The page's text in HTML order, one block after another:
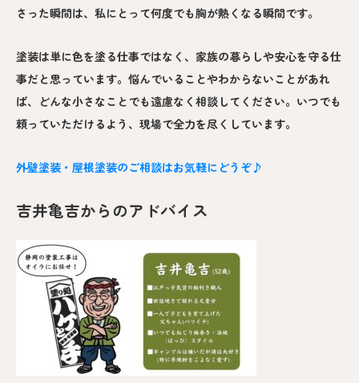
さった瞬間は、私にとって何度でも胸が熱くなる瞬間です。
塗装は単に色を塗る仕事ではなく、家族の暮らしや安心を守る仕
事だと思っています。悩んでいることやわからないことがあれ
ば、どんな小さなことでも遠慮なく相談してください。いつでも
頼っていただけるよう、現場で全力を尽くしています。
外壁塗装・屋根塗装のご相談はお気軽にどうぞ♪
吉井亀吉からのアドバイス